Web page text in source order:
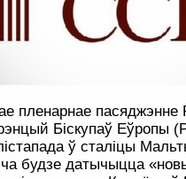
пленарнае пасяджэнне
Біскупаў Еўропы
ў сталіцы
будзе датычыцца